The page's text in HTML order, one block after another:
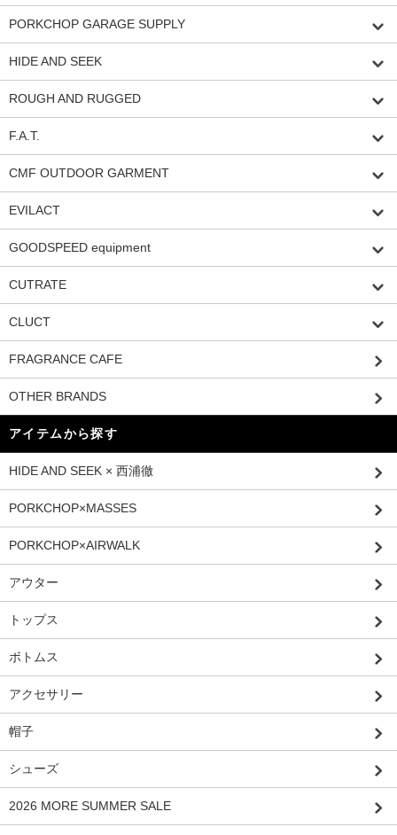
PORKCHOP GARAGE SUPPLY
HIDE AND SEEK
ROUGH AND RUGGED
F.A.T.
CMF OUTDOOR GARMENT
EVILACT
GOODSPEED equipment
CUTRATE
CLUCT
FRAGRANCE CAFE
OTHER BRANDS
アイテムから探す
HIDE AND SEEK × 西浦徹
PORKCHOP×MASSES
PORKCHOP×AIRWALK
アウター
トップス
ボトムス
アクセサリー
帽子
シューズ
2026 MORE SUMMER SALE